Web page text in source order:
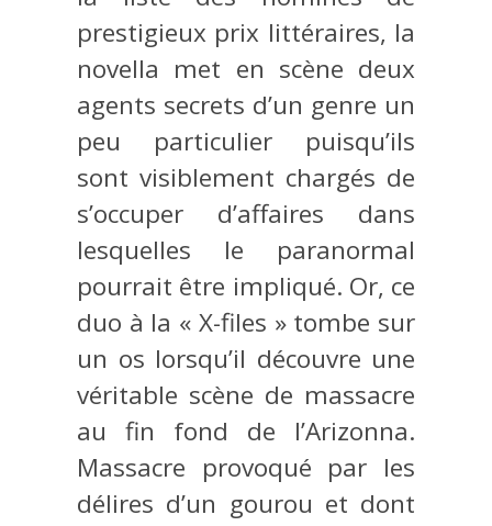
prestigieux prix littéraires, la
novella met en scène deux
agents secrets d’un genre un
peu particulier puisqu’ils
sont visiblement chargés de
s’occuper d’affaires dans
lesquelles le paranormal
pourrait être impliqué. Or, ce
duo à la « X-files » tombe sur
un os lorsqu’il découvre une
véritable scène de massacre
au fin fond de l’Arizonna.
Massacre provoqué par les
délires d’un gourou et dont